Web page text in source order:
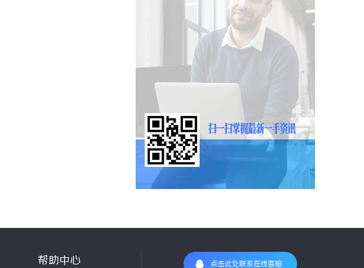
帮助中心 点击此处联系在线客服